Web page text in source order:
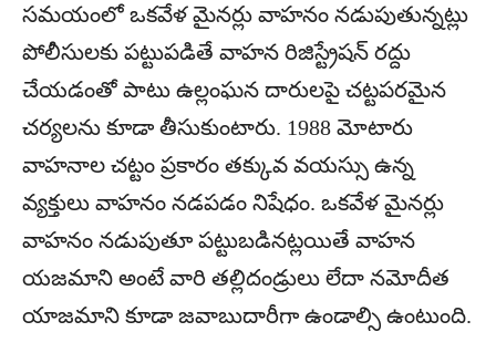
సమయంలో ఒకవేళ మైనర్లు వాహనం నడుపుతున్నట్లు
పోలీసులకు పట్టుపడితే వాహన రిజిస్ట్రేషన్ రద్దు
చేయడంతో పాటు ఉల్లంఘన దారులపై చట్టపరమైన
చర్యలను కూడా తీసుకుంటారు. 1988 మోటారు
వాహనాల చట్టం ప్రకారం తక్కువ వయస్సు ఉన్న
వ్యక్తులు వాహనం నడపడం నిషేధం. ఒకవేళ మైనర్లు
వాహనం నడుపుతూ పట్టుబడినట్లయితే వాహన
యజమాని అంటే వారి తల్లిదండ్రులు లేదా నమోదీత
యాజమాని కూడా జవాబుదారీగా ఉండాల్సి ఉంటుంది.